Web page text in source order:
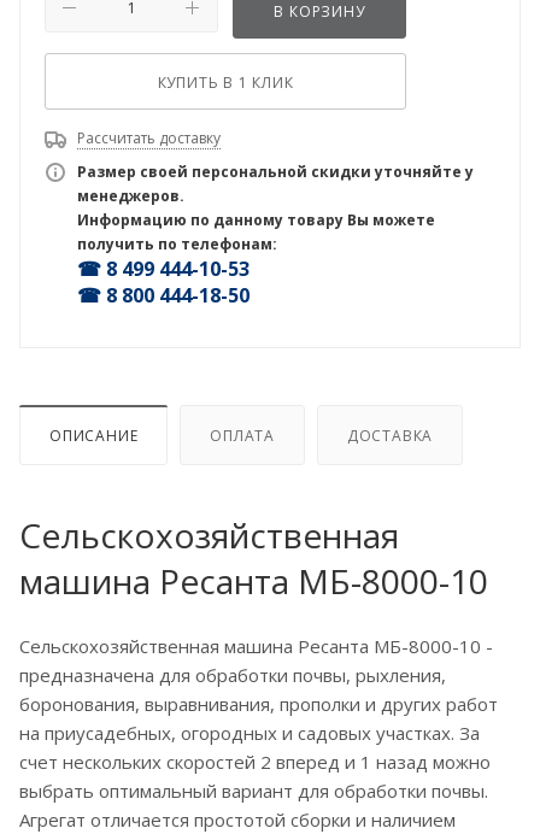
В КОРЗИНУ
КУПИТЬ В 1 КЛИК
Рассчитать доставку
Размер своей персональной скидки уточняйте у
менеджеров.
Информацию по данному товару Вы можете
получить по телефонам:
☎ 8 499 444-10-53
☎ 8 800 444-18-50
ОПИСАНИЕ ОПЛАТА ДОСТАВКА
Сельскохозяйственная
машина Ресанта МБ-8000-10
Сельскохозяйственная машина Ресанта МБ-8000-10 -
предназначена для обработки почвы, рыхления,
боронования, выравнивания, прополки и других работ
на приусадебных, огородных и садовых участках. За
счет нескольких скоростей 2 вперед и 1 назад можно
выбрать оптимальный вариант для обработки почвы.
Агрегат отличается простотой сборки и наличием